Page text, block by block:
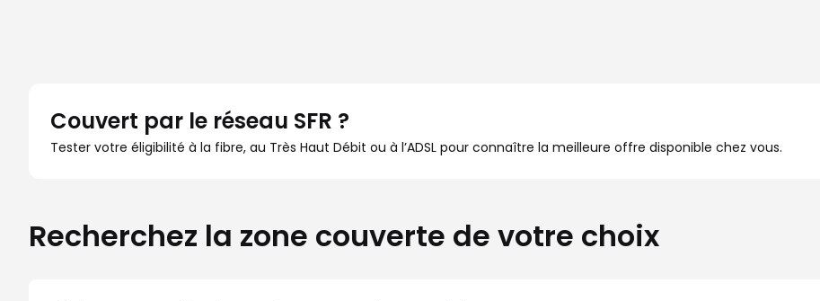
Couvert par le réseau SFR ?
Tester votre éligibilité à la fibre, au Très Haut Débit ou à l’ADSL pour connaître la meilleure offre disponible chez vous.
Recherchez la zone couverte de votre choix